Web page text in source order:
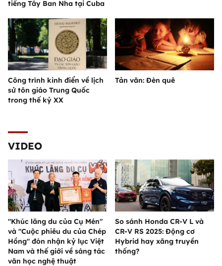
tiếng Tây Ban Nha tại Cuba
Công trình kinh điển về lịch
sử tôn giáo Trung Quốc
trong thế kỷ XX
Tản văn: Đèn quê
VIDEO
"Khúc lãng du của Cụ Mén"
và "Cuộc phiêu du của Chép
Hồng" đón nhận kỷ lục Việt
Nam và thế giới về sáng tác
văn học nghệ thuật
So sánh Honda CR-V L và
CR-V RS 2025: Động cơ
Hybrid hay xăng truyền
thống?